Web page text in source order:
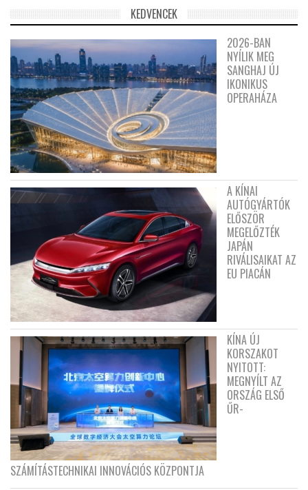
KEDVENCEK
2026-BAN
NYÍLIK MEG
SANGHAJ ÚJ
IKONIKUS
OPERAHÁZA
A KÍNAI
AUTÓGYÁRTÓK
ELŐSZÖR
MEGELŐZTÉK
JAPÁN
RIVÁLISAIKAT AZ
EU PIACÁN
KÍNA ÚJ
KORSZAKOT
NYITOTT:
MEGNYÍLT AZ
ORSZÁG ELSŐ
ŰR-
SZÁMÍTÁSTECHNIKAI INNOVÁCIÓS KÖZPONTJA